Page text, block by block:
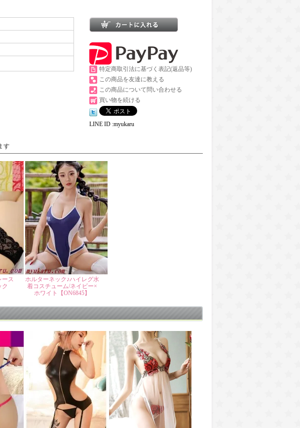
特定商取引法に基づく表記(返品等)
この商品を友達に教える
この商品について問い合わせる
買い物を続ける
LINE ID :myukaru
す
ース
ク
ホルターネック♪ハイレグ水
着コスチューム/ネイビー×
ホワイト【ON6845】